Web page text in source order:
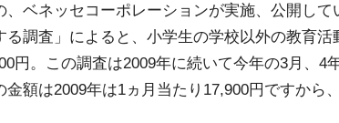
、ベネッセコーポレーションが実施、公開して
る調査」によると、小学生の学校以外の教育活
円。この調査は2009年に続いて今年の3月、4
額は2009年は1ヵ月当たり17,900円ですから